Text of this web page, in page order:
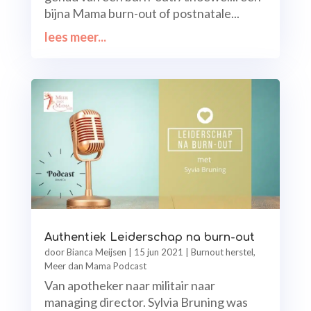
bijna Mama burn-out of postnatale...
lees meer...
Authentiek Leiderschap na burn-out
doorBianca Meijsen 15 jun 2021 Burnout herstel,
Meer dan Mama Podcast
Van apotheker naar militair naar
managing director. Sylvia Bruning was